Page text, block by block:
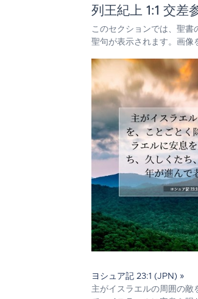
列王紀上 1:1 交差
このセクションでは、聖
聖句が表示されます。画像
ヨシュア記 23:1 (JPN) »
主がイスラエルの周囲の敵